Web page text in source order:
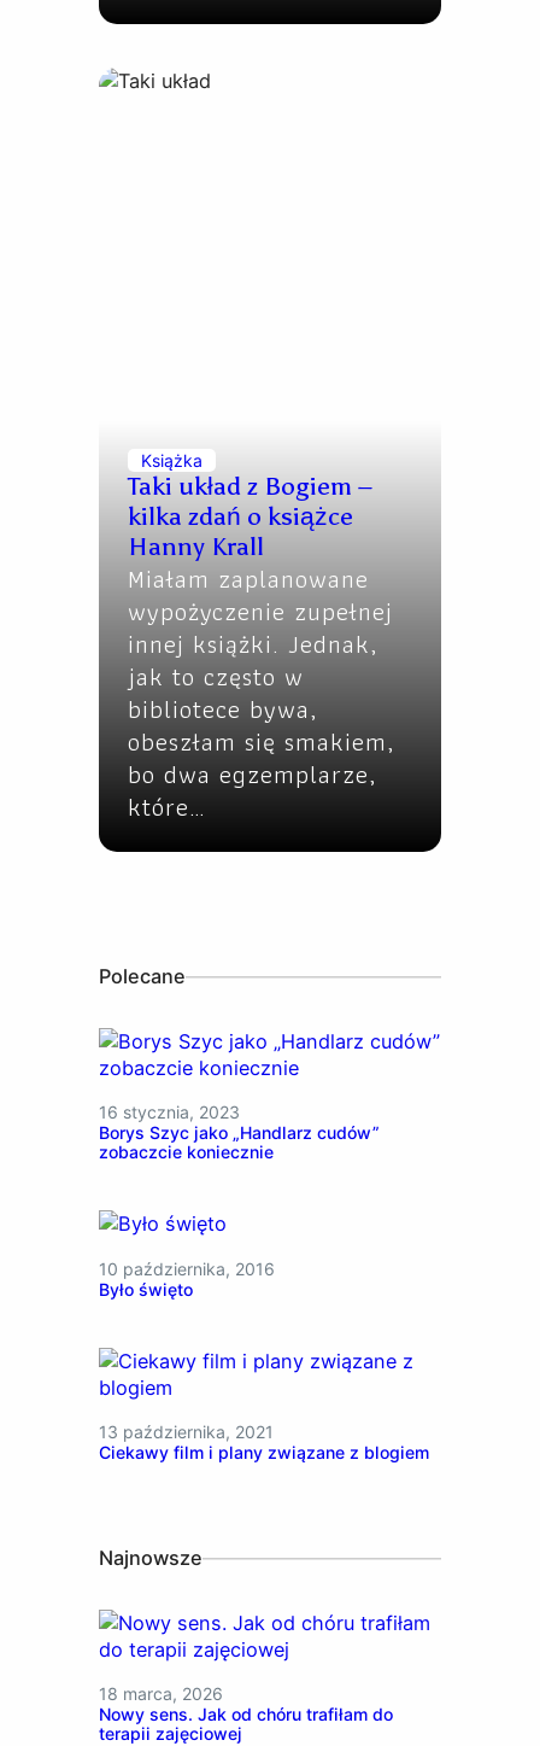
Książka
Taki układ z Bogiem –
kilka zdań o książce
Hanny Krall
Miałam zaplanowane
wypożyczenie zupełnej
innej książki. Jednak,
jak to często w
bibliotece bywa,
obeszłam się smakiem,
bo dwa egzemplarze,
które…
Polecane
16 stycznia, 2023
Borys Szyc jako „Handlarz cudów”
zobaczcie koniecznie
10 października, 2016
Było święto
13 października, 2021
Ciekawy film i plany związane z blogiem
Najnowsze
18 marca, 2026
Nowy sens. Jak od chóru trafiłam do
terapii zajęciowej